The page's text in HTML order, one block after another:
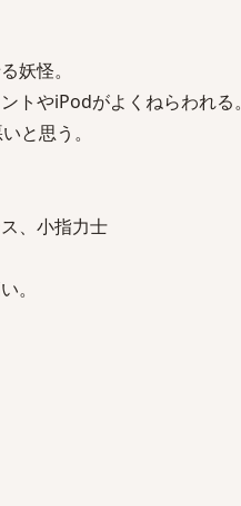
妖怪。
トやiPodがよくねらわれる。
と思う。
、小指力士
。